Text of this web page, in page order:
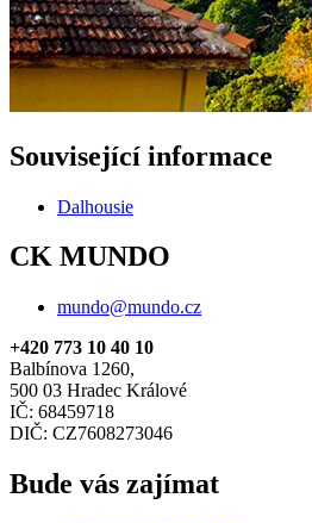
Související informace
Dalhousie
CK MUNDO
mundo@mundo.cz
+420 773 10 40 10
Balbínova 1260,
500 03 Hradec Králové
IČ: 68459718
DIČ: CZ7608273046
Bude vás zajímat